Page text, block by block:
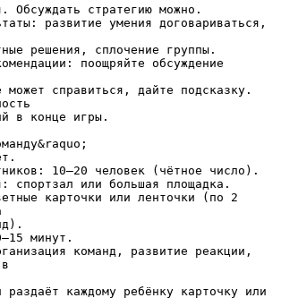
Обсуждать стратегию можно.
развитие умения договариваться,
решения, сплочение группы.
поощряйте обсуждение
может справиться, дайте подсказку.
в конце игры.
10–20 человек (чётное число).
спортзал или большая площадка.
карточки или ленточки (по 2
минут.
команд, развитие реакции,
раздаёт каждому ребёнку карточку или